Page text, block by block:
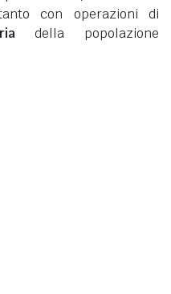
con operazioni di
della popolazione